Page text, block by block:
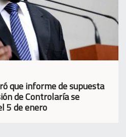
que informe de supuesta
de Controlaría se
5 de enero